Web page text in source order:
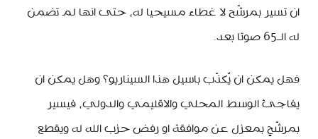
ان تسير بمرشّح لا غطاء مسيحيا له، حتى انها لم تضمن
له الـ65 صوتا بعد.
فهل يمكن ان يُكذّب باسيل هذا السيناريو؟ وهل يمكن ان
يفاجئ الوسط المحلي والاقليمي والدولي، فيسير
بمرشّحٍ بمعزل عن موافقة او رفض حزب الله له ويقطع